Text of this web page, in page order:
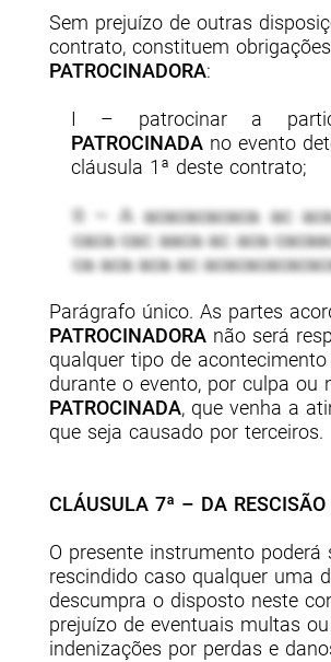
Sem prejuízo de outras
contrato, constituem
PATROCINADORA:
I – patrocinar a
PATROCINADAno evento
cláusula 1ª deste contrato;
II – A acacacacaca ac
caca cac aaca ac aca
ca aca aca ac
Parágrafo único. As partes
PATROCINADORAnão será
qualquer tipo de
durante o evento, por culpa ou
PATROCINADA, que venha a
que seja causado por terceiros.
CLÁUSULA 7ª – DA RESCISÃO
O presente instrumento poderá
rescindido caso qualquer uma
descumpra o disposto neste
prejuízo de eventuais multas ou
indenizações por perdas e